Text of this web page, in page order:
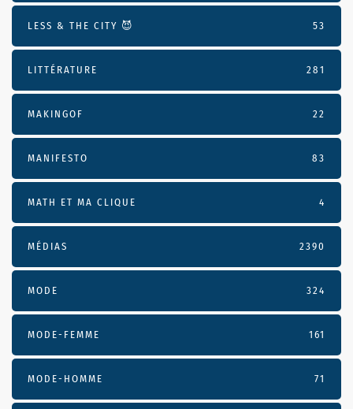
LESS & THE CITY 😈 53
LITTÉRATURE 281
MAKINGOF 22
MANIFESTO 83
MATH ET MA CLIQUE 4
MÉDIAS 2390
MODE 324
MODE-FEMME 161
MODE-HOMME 71